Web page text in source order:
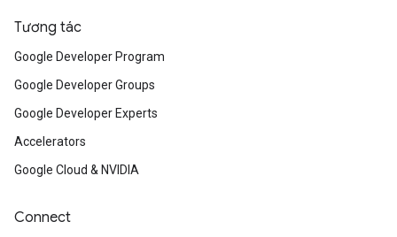
Tương tác
Google Developer Program
Google Developer Groups
Google Developer Experts
Accelerators
Google Cloud & NVIDIA
Connect